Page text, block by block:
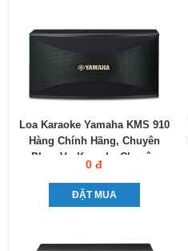
Loa Karaoke Yamaha KMS 910
Hàng Chính Hãng, Chuyên
Phục Vụ Karaoke Chuyên
Nghiệp
0 đ
ĐẶT MUA